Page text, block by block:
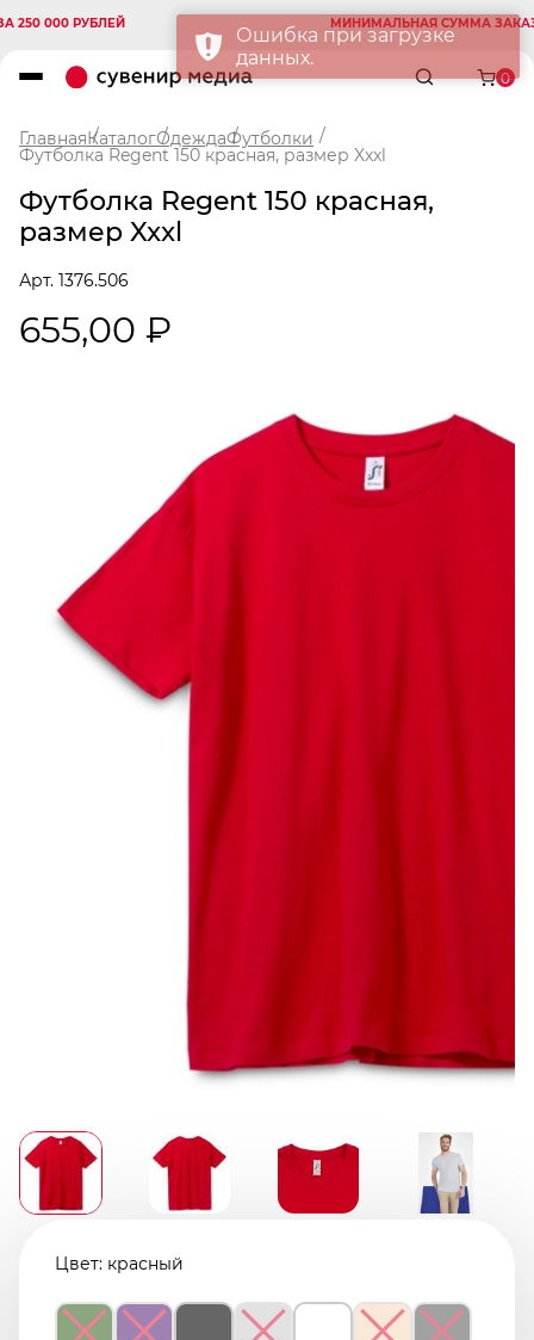
000 РУБЛЕЙ МИНИМАЛЬНАЯ СУММА ЗАКАЗА
0
ГлавнаяКаталогОдеждаФутболки
Футболка Regent 150 красная, размер Xxxl
Футболка Regent 150 красная,
размер Xxxl
Арт. 1376.506
655,00 ₽
Цвет: красный
Ошибка при загрузке
данных.